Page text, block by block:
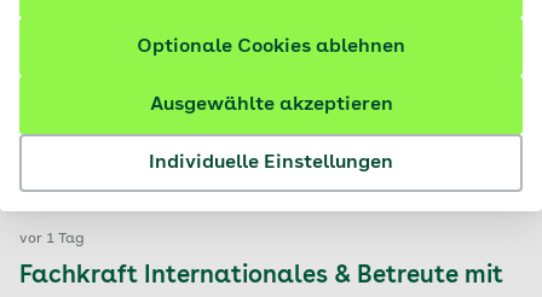
Individuelle Einstellungen
Ausgewählte akzeptieren
Optionale Cookies ablehnen
Vertrags-/Versorgungsmanagement | Vollzeit oder
Teilzeit | Befristet bis 30.06.2027 | Homeoffice-
Möglichkeit
Standort: Stuttgart
vor 1 Tag
Fachkraft Internationales & Betreute mit